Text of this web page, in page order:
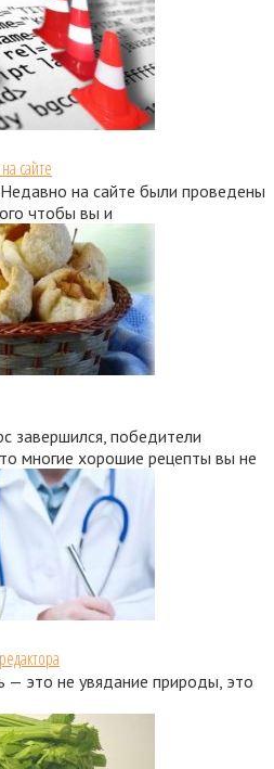
сайте
на сайте были проведены
чтобы вы и
завершился, победители
многие хорошие рецепты вы не
— это не увядание природы, это